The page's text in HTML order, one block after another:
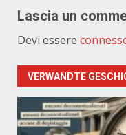
Lascia un
Devi essere
VERWANDTE